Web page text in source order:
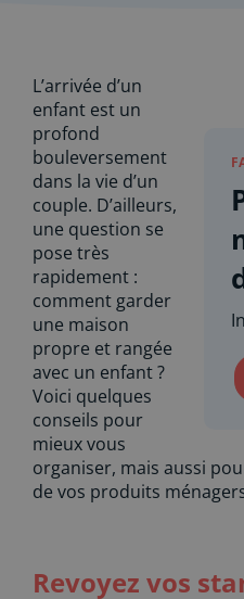
L’arrivée d’un
enfant est un
profond
bouleversement
dans la vie d’un
couple. D’ailleurs,
une question se
pose très
rapidement :
comment garder
une maison
propre et rangée
avec un enfant ?
Voici quelques
conseils pour
mieux vous
organiser, mais aussi
de vos produits
Revoyez vos